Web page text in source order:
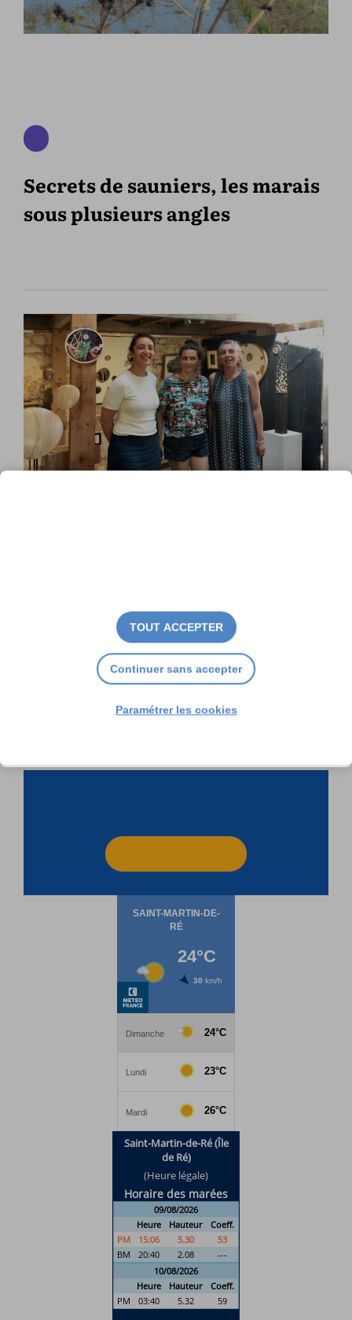
Secrets de sauniers, les marais
sous plusieurs angles
« Rencontre insolite » chez
TOUT ACCEPTER
Continuer sans accepter
Paramétrer les cookies